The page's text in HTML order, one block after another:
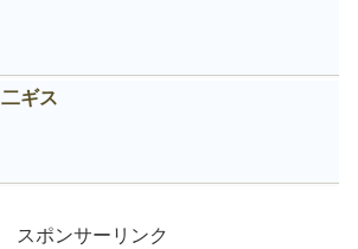
二ギス
スポンサーリンク